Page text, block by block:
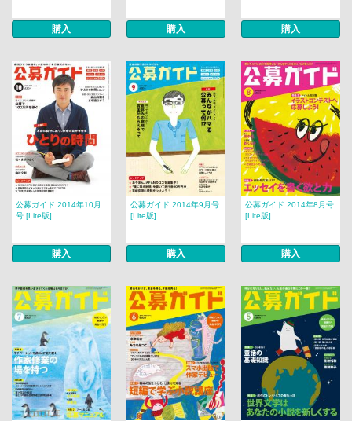
購入 購入 購入
公募ガイド 2014年10月
号 [Lite版]
購入
公募ガイド 2014年9月号
[Lite版]
購入
公募ガイド 2014年8月号
[Lite版]
購入